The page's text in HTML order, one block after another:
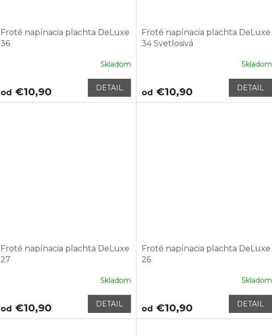
Froté napínacia plachta DeLuxe
36
Skladom
od €10,90 DETAIL
Froté napínacia plachta DeLuxe
34 Svetlosivá
Skladom
od €10,90 DETAIL
Froté napínacia plachta DeLuxe
27
Skladom
od €10,90 DETAIL
Froté napínacia plachta DeLuxe
26
Skladom
od €10,90 DETAIL